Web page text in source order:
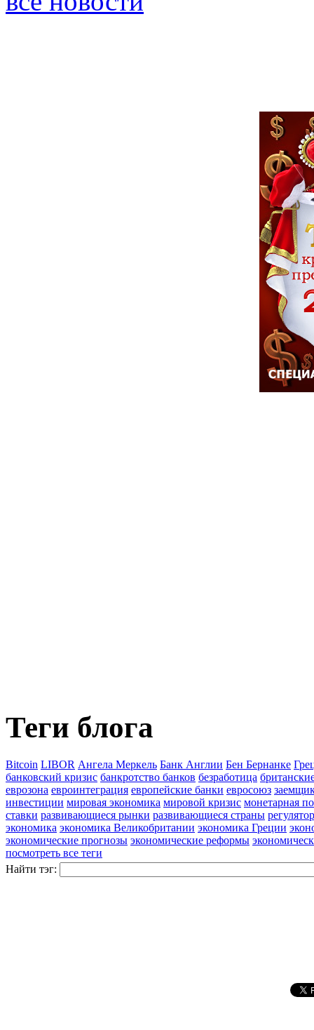
Теги блога
Bitcoin LIBOR Ангела Меркель Банк Англии Бен Бернанке
банковский кризис банкротство банков безработица
еврозона евроинтеграция европейские банки евросоюз
инвестиции мировая экономика мировой кризис монетарная
ставки развивающиеся рынки развивающиеся страны
экономика экономика Великобритании экономика Греции
экономические прогнозы экономические реформы
посмотреть все теги
Найти тэг: